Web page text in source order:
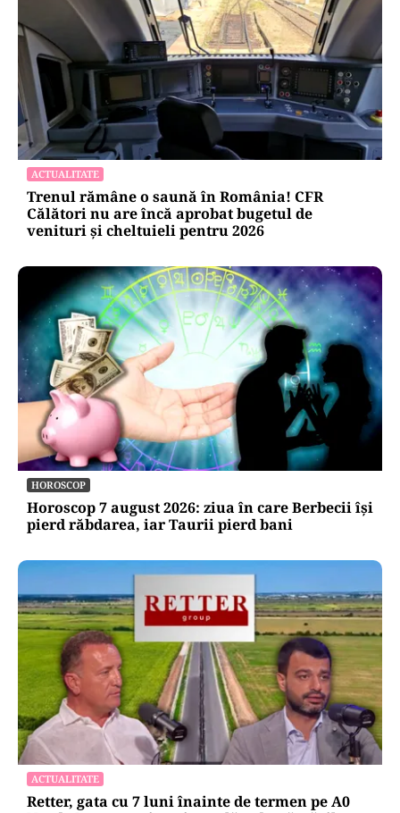
ACTUALITATE
Trenul rămâne o saună în România! CFR
Călători nu are încă aprobat bugetul de
venituri și cheltuieli pentru 2026
HOROSCOP
Horoscop 7 august 2026: ziua în care Berbecii își
pierd răbdarea, iar Taurii pierd bani
ACTUALITATE
Retter, gata cu 7 luni înainte de termen pe A0